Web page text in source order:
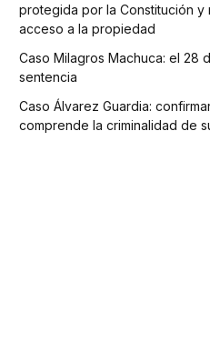
protegida por la Constitución
acceso a la propiedad
Caso Milagros Machuca: el 28
sentencia
Caso Álvarez Guardia:
comprende la criminalidad de